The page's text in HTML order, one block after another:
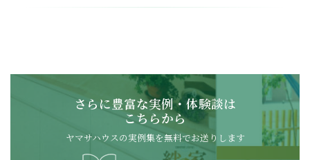
さらに豊富な実例・体験談は
こちらから
ヤマサハウスの実例集を無料でお送りします